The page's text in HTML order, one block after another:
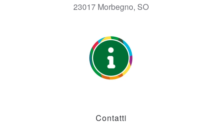
23017 Morbegno, SO
Contatti